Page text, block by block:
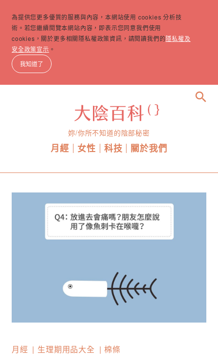
為提供您更多優質的服務與內容，本網站使用 cookies 分析技
術。若您繼續閱覽本網站內容，即表示您同意我們使用
cookies，關於更多相關隱私權政策資訊，請閱讀我們的隱私權及
安全政策宣示 。
我知道了
妳/你所不知道的陰部秘密
月經 女性 科技 關於我們
search
月經 生理期用品大全 棉條